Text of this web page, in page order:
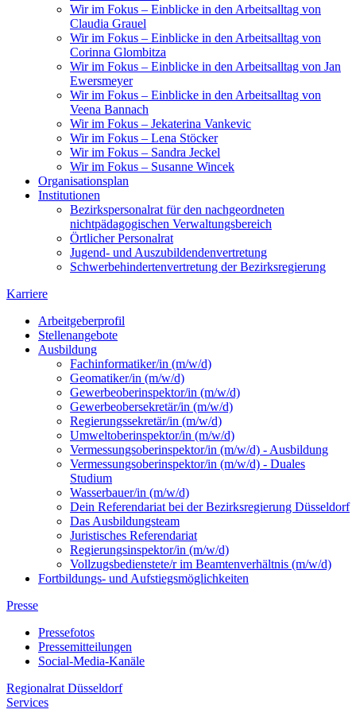
Wir im Fokus – Einblicke in den Arbeitsalltag von
Claudia Grauel
Wir im Fokus – Einblicke in den Arbeitsalltag von
Corinna Glombitza
Wir im Fokus – Einblicke in den Arbeitsalltag von Jan
Ewersmeyer
Wir im Fokus – Einblicke in den Arbeitsalltag von
Veena Bannach
Wir im Fokus – Jekaterina Vankevic
Wir im Fokus – Lena Stöcker
Wir im Fokus – Sandra Jeckel
Wir im Fokus – Susanne Wincek
Organisationsplan
Institutionen
Bezirkspersonalrat für den nachgeordneten
nichtpädagogischen Verwaltungsbereich
Örtlicher Personalrat
Jugend- und Auszubildendenvertretung
Schwerbehindertenvertretung der Bezirksregierung
Karriere
Arbeitgeberprofil
Stellenangebote
Ausbildung
Fachinformatiker/in (m/w/d)
Geomatiker/in (m/w/d)
Gewerbeoberinspektor/in (m/w/d)
Gewerbeobersekretär/in (m/w/d)
Regierungssekretär/in (m/w/d)
Umweltoberinspektor/in (m/w/d)
Vermessungsoberinspektor/in (m/w/d) - Ausbildung
Vermessungsoberinspektor/in (m/w/d) - Duales
Studium
Wasserbauer/in (m/w/d)
Dein Referendariat bei der Bezirksregierung Düsseldorf
Das Ausbildungsteam
Juristisches Referendariat
Regierungsinspektor/in (m/w/d)
Vollzugsbedienstete/r im Beamtenverhältnis (m/w/d)
Fortbildungs- und Aufstiegsmöglichkeiten
Presse
Pressefotos
Pressemitteilungen
Social-Media-Kanäle
Regionalrat Düsseldorf
Services